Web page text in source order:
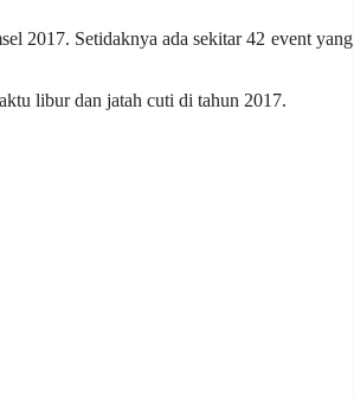
2017. Setidaknya ada sekitar 42 event yang
libur dan jatah cuti di tahun 2017.